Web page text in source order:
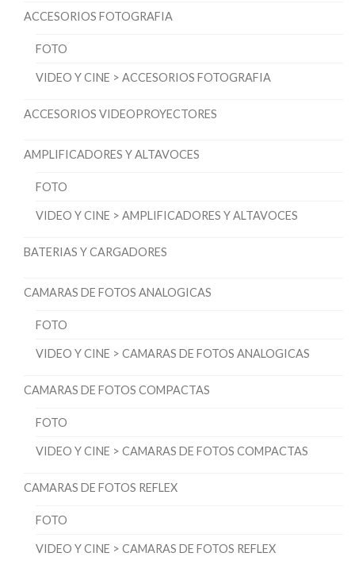
ACCESORIOS FOTOGRAFIA
FOTO
VIDEO Y CINE > ACCESORIOS FOTOGRAFIA
ACCESORIOS VIDEOPROYECTORES
AMPLIFICADORES Y ALTAVOCES
FOTO
VIDEO Y CINE > AMPLIFICADORES Y ALTAVOCES
BATERIAS Y CARGADORES
CAMARAS DE FOTOS ANALOGICAS
FOTO
VIDEO Y CINE > CAMARAS DE FOTOS ANALOGICAS
CAMARAS DE FOTOS COMPACTAS
FOTO
VIDEO Y CINE > CAMARAS DE FOTOS COMPACTAS
CAMARAS DE FOTOS REFLEX
FOTO
VIDEO Y CINE > CAMARAS DE FOTOS REFLEX